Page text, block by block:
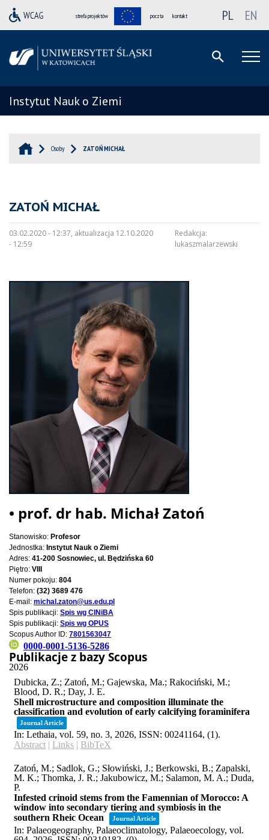
strefa projektów poczta kontakt PL EN
Instytut Nauk o Ziemi
Osoby ZATOŃ MICHAŁ
ZATOŃ MICHAŁ
03.02.2020 - 12:37, aktualizacja 12.10.2020
- 12:59
Redakcja:
lukaszmalarzewski